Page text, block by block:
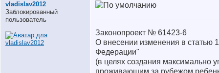
vladislav2012
Заблокированный
пользователь
Законопроект № 61423-6
О внесении изменения в статью
Федерации"
(в целях создания максимально
проживающим за рубежом